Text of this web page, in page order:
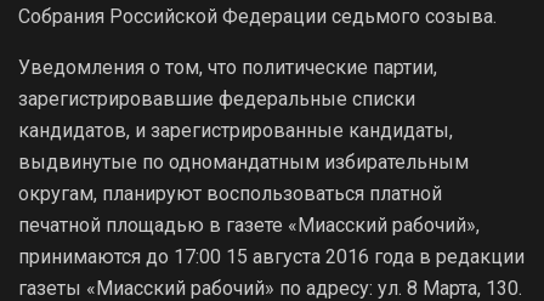
Собрания Российской Федерации седьмого созыва.
Уведомления о том, что политические партии,
зарегистрировавшие федеральные списки
кандидатов, и зарегистрированные кандидаты,
выдвинутые по одномандатным избирательным
округам, планируют воспользоваться платной
печатной площадью в газете «Миасский рабочий»,
принимаются до 17:00 15 августа 2016 года в редакции
газеты «Миасский рабочий» по адресу: ул. 8 Марта, 130.